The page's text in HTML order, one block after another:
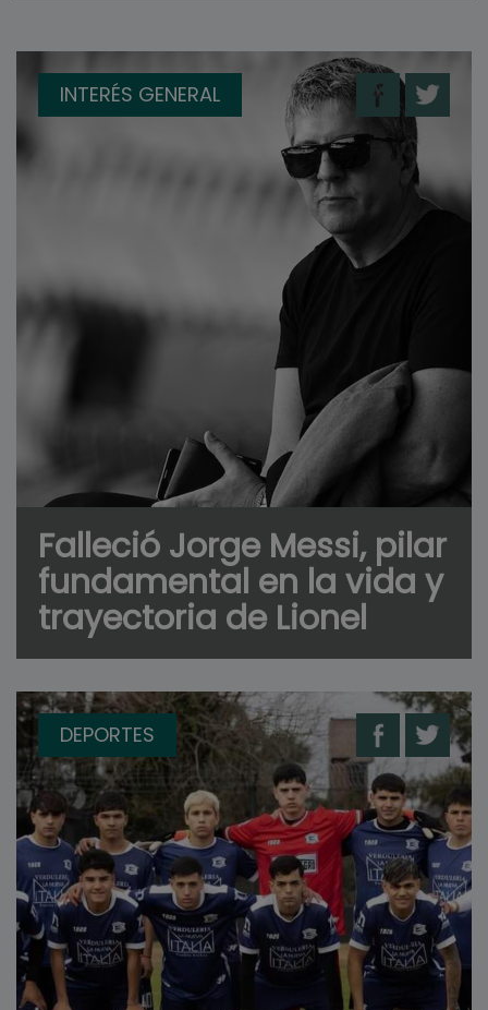
INTERÉS GENERAL
Falleció Jorge Messi, pilar
fundamental en la vida y
trayectoria de Lionel
DEPORTES